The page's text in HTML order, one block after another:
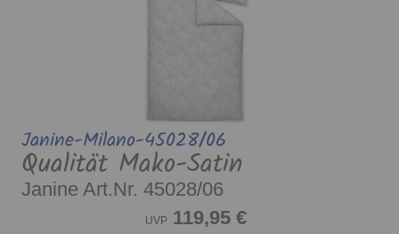
Janine-Milano-45028/06
Qualität Mako-Satin
Janine Art.Nr. 45028/06
UVP 119,95 €